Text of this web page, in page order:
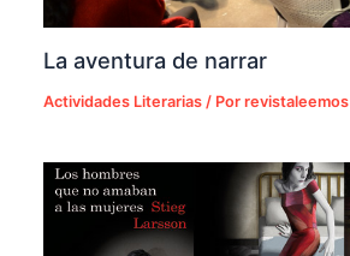
La aventura de narrar
Actividades Literarias / Porrevistaleemos